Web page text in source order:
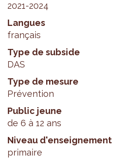
2021-2024
Langues
français
Type de subside
DAS
Type de mesure
Prévention
Public jeune
de 6 à 12 ans
Niveau d'enseignement
primaire